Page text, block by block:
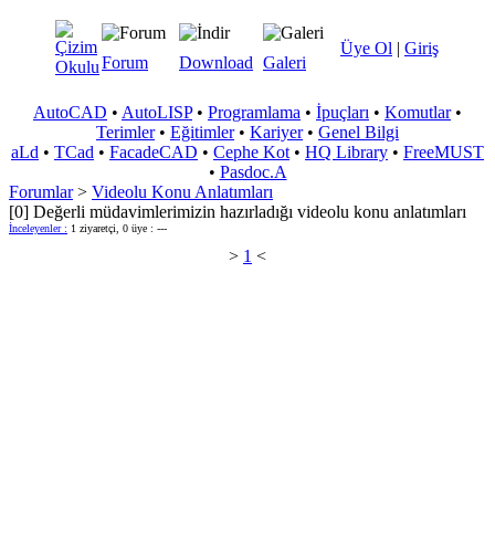
Üye Ol | Giriş
Forum Download Galeri
AutoCAD • AutoLISP• Programlama • İpuçları • Komutlar•
Terimler• Eğitimler• Kariyer• Genel Bilgi
aLd • TCad • FacadeCAD • Cephe Kot • HQ Library • FreeMUST
• Pasdoc.A
Forumlar> Videolu Konu Anlatımları
[0] Değerli müdavimlerimizin hazırladığı videolu konu anlatımları
İnceleyenler : 1 ziyaretçi, 0 üye : ---
> 1 <